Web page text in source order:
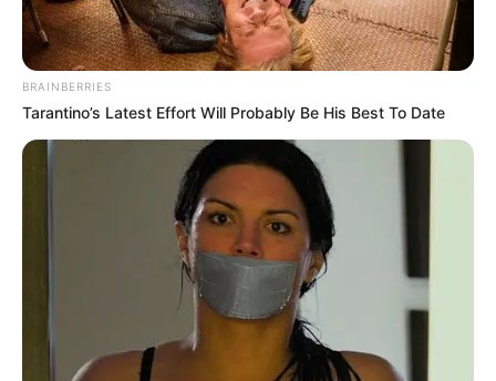
BRAINBERRIES
Tarantino’s Latest Effort Will Probably Be His Best To Date